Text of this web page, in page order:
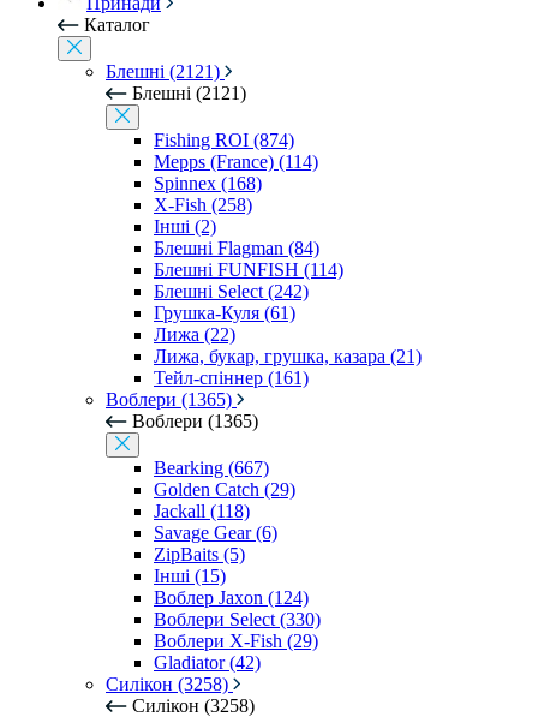
Каталог
Блешні (2121)
Блешні (2121)
Fishing ROI (874)
Mepps (France) (114)
Spinnex (168)
X-Fish (258)
Інші (2)
Блешні Flagman (84)
Блешні FUNFISH (114)
Блешні Select (242)
Грушка-Куля (61)
Лижа (22)
Лижа, букар, грушка, казара (21)
Тейл-спіннер (161)
Воблери (1365)
Воблери (1365)
Bearking (667)
Golden Catch (29)
Jackall (118)
Savage Gear (6)
ZipBaits (5)
Інші (15)
Воблер Jaxon (124)
Воблери Select (330)
Воблери X-Fish (29)
Gladiator (42)
Силікон (3258)
Силікон (3258)